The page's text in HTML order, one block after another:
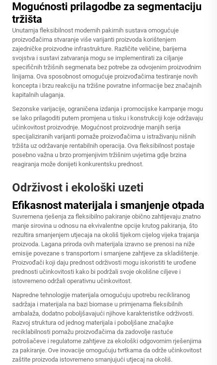
Mogućnosti prilagodbe za segmentaciju
tržišta
Unutarnja fleksibilnost modernih pakirnih sustava omogućuje
proizvođačima stvaranje više varijanti proizvoda korištenjem
zajedničke proizvodne infrastrukture. Različite veličine, barijerna
svojstva i sustavi zatvaranja mogu se implementirati za ciljanje
specifičnih tržišnih segmenata bez potrebe za odvojenim proizvodnim
linijama. Ova sposobnost omogućuje proizvođačima testiranje novih
koncepta i brzu reakciju na tržišne povratne informacije bez značajnih
kapitalnih ulaganja.
Sezonske varijacije, ograničena izdanja i promocijske kampanje mogu
se lako prilagoditi putem promjena u tisku i konstrukciji koje održavaju
učinkovitost proizvodnje. Mogućnost proizvodnje manjih serija
specijaliziranih varijanti pomaže proizvođačima u istraživanju nišnih
tržišta uz održavanje rentabilnih operacija. Ova fleksibilnost postaje
posebno važna u brzo promjenjivim tržišnim uvjetima gdje brzina
reagiranja može donijeti konkurentsku prednost.
Održivost i ekološki uzeti
Efikasnost materijala i smanjenje otpada
Suvremena rješenja za fleksibilno pakiranje obično zahtijevaju znatno
manje sirovina u odnosu na ekvivalentne opcije krutog pakiranja, što
rezultira smanjenjem utjecaja na okoliš tijekom cijelog vijeka trajanja
proizvoda. Lagana priroda ovih materijala izravno se prenosi na niže
emisije povezane s transportom i smanjene zahtjeve za skladištenje.
Proizvođači koji daju prednost održivosti mogu iskoristiti te urođene
prednosti učinkovitosti kako bi podržali svoje okolišne ciljeve i
istovremeno održali operativnu učinkovitost.
Napredne tehnologije materijala omogućuju upotrebu recikliranog
sadržaja i materijala na bazi biomasе u primjenama fleksibilnih
ambalaža, dodatno poboljšavajući njihove karakteristike održivosti.
Razvoj struktura od jednog materijala i poboljšane značajke
reciklabilnosti pomažu proizvođačima da zadovolje rastuće
potrošačeve i regulatorne zahtjeve za ekološki odgovornim rješenjima
za pakiranje. Ove inovacije omogućuju tvrtkama da održe učinkovitost
zaštite proizvoda istovremeno smanjujući utjecaj na okoliš.